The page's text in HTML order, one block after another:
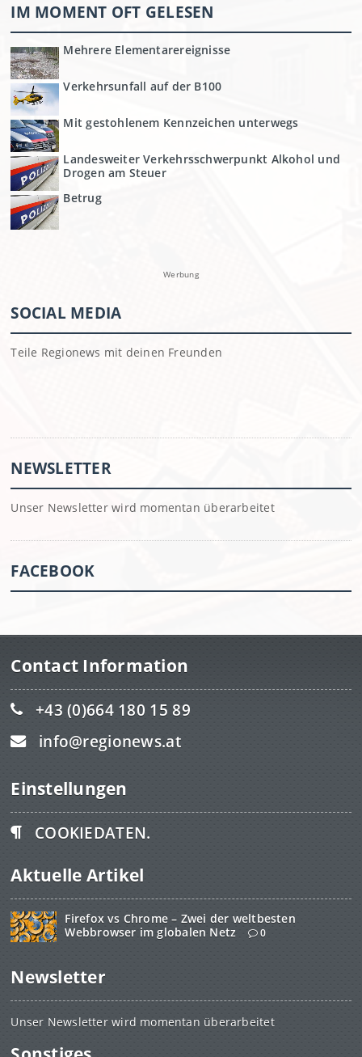
IM MOMENT OFT GELESEN
Mehrere Elementarereignisse
Verkehrsunfall auf der B100
Mit gestohlenem Kennzeichen unterwegs
Landesweiter Verkehrsschwerpunkt Alkohol und
Drogen am Steuer
Betrug
Werbung
SOCIAL MEDIA
Teile Regionews mit deinen Freunden
NEWSLETTER
Unser Newsletter wird momentan überarbeitet
FACEBOOK
Contact Information
+43 (0)664 180 15 89
info@regionews.at
Einstellungen
COOKIEDATEN.
Aktuelle Artikel
Firefox vs Chrome – Zwei der weltbesten
Webbrowser im globalen Netz
0
Newsletter
Unser Newsletter wird momentan überarbeitet